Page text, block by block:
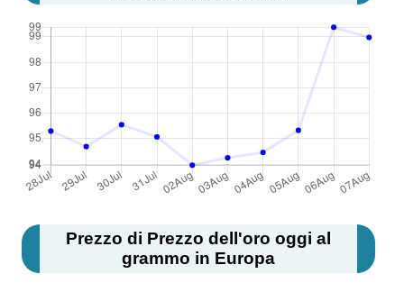
Prezzo di Prezzo dell'oro oggi al
grammo in Europa